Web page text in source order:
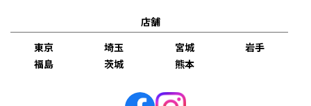
店舗
東京
埼玉 宮城
岩手
福島
茨城 熊本